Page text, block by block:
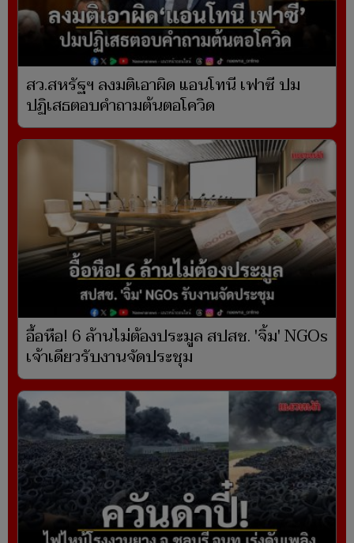
สว.สหรัฐฯ ลงมติเอาผิด แอนโทนี เฟาซี ปม
ปฏิเสธตอบคำถามต้นตอโควิด
อื้อหือ! 6 ล้านไม่ต้องประมูล สปสช. 'จิ้ม' NGOs
เจ้าเดียวรับงานจัดประชุม